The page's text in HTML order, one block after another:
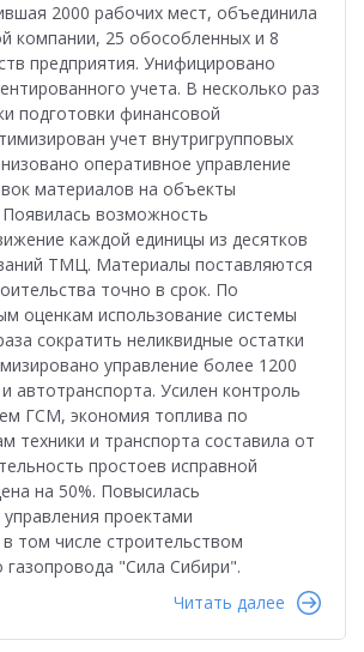
2000 рабочих мест, объединила
компании, 25 обособленных и 8
предприятия. Унифицировано
учета. В несколько раз
подготовки финансовой
учет внутригрупповых
оперативное управление
материалов на объекты
Появилась возможность
каждой единицы из десятков
ТМЦ. Материалы поставляются
точно в срок. По
оценкам использование системы
сократить неликвидные остатки
управление более 1200
автотранспорта. Усилен контроль
ГСМ, экономия топлива по
техники и транспорта составила от
простоев исправной
на 50%. Повысилась
проектами
том числе строительством
газопровода "Сила Сибири".
Читать далее